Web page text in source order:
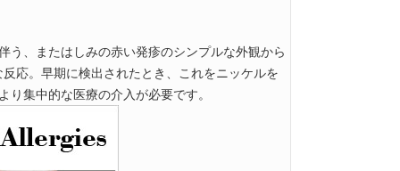
う、またはしみの赤い発疹のシンプルな外観から
応。早期に検出されたとき、これをニッケルを
集中的な医療の介入が必要です。